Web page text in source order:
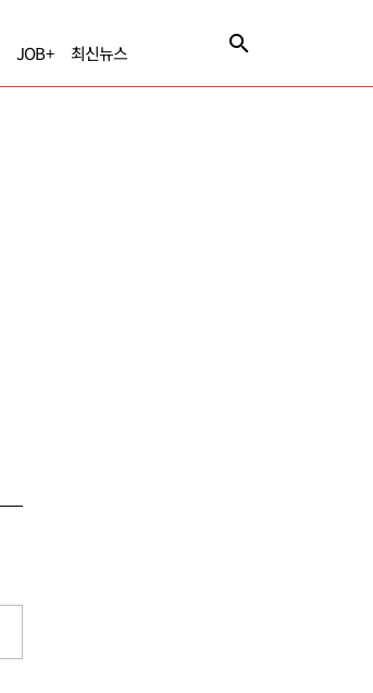
JOB+ 최신뉴스